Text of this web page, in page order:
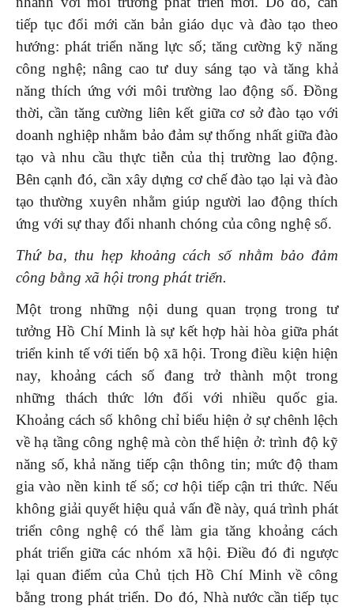
tiếp tục đổi mới căn bản giáo dục và đào tạo theo
hướng: phát triển năng lực số; tăng cường kỹ năng
công nghệ; nâng cao tư duy sáng tạo và tăng khả
năng thích ứng với môi trường lao động số. Đồng
thời, cần tăng cường liên kết giữa cơ sở đào tạo với
doanh nghiệp nhằm bảo đảm sự thống nhất giữa đào
tạo và nhu cầu thực tiễn của thị trường lao động.
Bên cạnh đó, cần xây dựng cơ chế đào tạo lại và đào
tạo thường xuyên nhằm giúp người lao động thích
ứng với sự thay đổi nhanh chóng của công nghệ số.
Thứ ba, thu hẹp khoảng cách số nhằm bảo đảm
công bằng xã hội trong phát triển.
Một trong những nội dung quan trọng trong tư
tưởng Hồ Chí Minh là sự kết hợp hài hòa giữa phát
triển kinh tế với tiến bộ xã hội. Trong điều kiện hiện
nay, khoảng cách số đang trở thành một trong
những thách thức lớn đối với nhiều quốc gia.
Khoảng cách số không chỉ biểu hiện ở sự chênh lệch
về hạ tầng công nghệ mà còn thể hiện ở: trình độ kỹ
năng số, khả năng tiếp cận thông tin; mức độ tham
gia vào nền kinh tế số; cơ hội tiếp cận tri thức. Nếu
không giải quyết hiệu quả vấn đề này, quá trình phát
triển công nghệ có thể làm gia tăng khoảng cách
phát triển giữa các nhóm xã hội. Điều đó đi ngược
lại quan điểm của Chủ tịch Hồ Chí Minh về công
bằng trong phát triển. Do đó, Nhà nước cần tiếp tục